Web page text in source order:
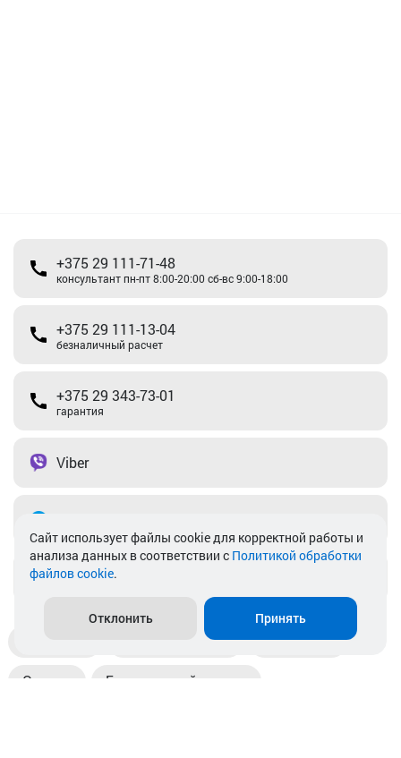
+375 29 111-71-48
консультант пн-пт 8:00-20:00 сб-вс 9:00-18:00
+375 29 111-13-04
безналичный расчет
+375 29 343-73-01
гарантия
Viber
info@akkamulik.by
Пункты выдачи Магазины
Оплата Безналичный расчет
Cайт использует файлы cookie для корректной работы и
анализа данных в соответствии с Политикой обработки
файлов cookie.
Отклонить Принять